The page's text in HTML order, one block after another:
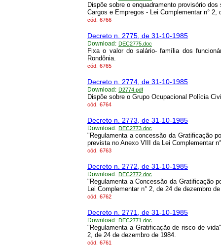
Dispõe sobre o enquadramento provisório
Cargos e Empregos - Lei Complementar n° 2,
cód. 6766
Decreto n. 2775, de 31-10-1985
Download: DEC2775.doc
Fixa o valor do salário- família dos
Rondônia.
cód. 6765
Decreto n. 2774, de 31-10-1985
Download: D2774.pdf
Dispõe sobre o Grupo Ocupacional Polícia
cód. 6764
Decreto n. 2773, de 31-10-1985
Download: DEC2773.doc
"Regulamenta a concessão da Gratificação
prevista no Anexo VIII da Lei Complementar
cód. 6763
Decreto n. 2772, de 31-10-1985
Download: DEC2772.doc
"Regulamenta a Concessão da Gratificação
Lei Complementar n° 2, de 24 de dezembro
cód. 6762
Decreto n. 2771, de 31-10-1985
Download: DEC2771.doc
"Regulamenta a Gratificação de risco de
2, de 24 de dezembro de 1984.
cód. 6761